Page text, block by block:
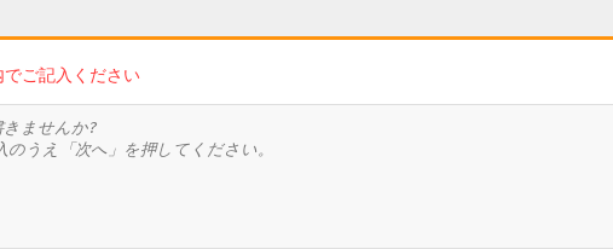
ご記入ください